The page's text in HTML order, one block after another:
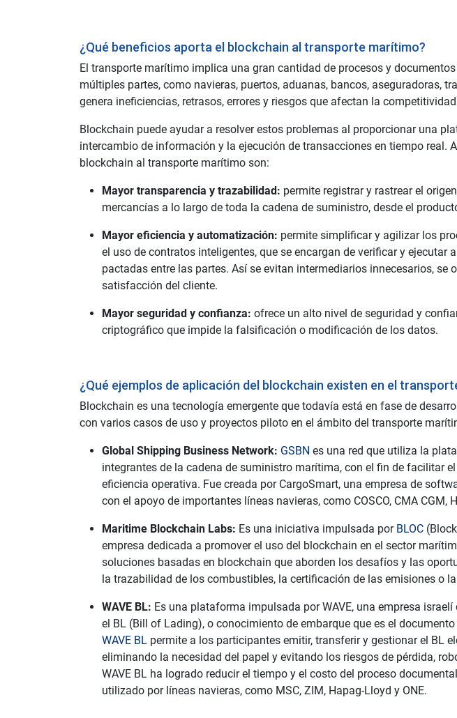
¿Qué beneficios aporta el blockchain al transporte marítimo?
El transporte marítimo implica una gran cantidad de procesos y
múltiples partes, como navieras, puertos, aduanas, bancos, aseguradoras,
genera ineficiencias, retrasos, errores y riesgos que afectan la
Blockchain puede ayudar a resolver estos problemas al proporcionar una
intercambio de información y la ejecución de transacciones en tiempo real.
blockchain al transporte marítimo son:
Mayor transparencia y trazabilidad: permite registrar y rastrear el
mercancías a lo largo de toda la cadena de suministro, desde el
Mayor eficiencia y automatización: permite simplificar y agilizar los
el uso de contratos inteligentes, que se encargan de verificar y ejecutar
pactadas entre las partes. Así se evitan intermediarios innecesarios, se
satisfacción del cliente.
Mayor seguridad y confianza: ofrece un alto nivel de seguridad y
criptográfico que impide la falsificación o modificación de los datos.
¿Qué ejemplos de aplicación del blockchain existen en el
Blockchain es una tecnología emergente que todavía está en fase de
con varios casos de uso y proyectos piloto en el ámbito del transporte
Global Shipping Business Network: GSBN es una red que utiliza la
integrantes de la cadena de suministro marítima, con el fin de facilitar
eficiencia operativa. Fue creada por CargoSmart, una empresa de
con el apoyo de importantes líneas navieras, como COSCO, CMA CGM,
Maritime Blockchain Labs: Es una iniciativa impulsada por BLOC
empresa dedicada a promover el uso del blockchain en el sector
soluciones basadas en blockchain que aborden los desafíos y las
la trazabilidad de los combustibles, la certificación de las emisiones o
WAVE BL: Es una plataforma impulsada por WAVE, una empresa
el BL (Bill of Lading), o conocimiento de embarque que es el
WAVE BL permite a los participantes emitir, transferir y gestionar el BL
eliminando la necesidad del papel y evitando los riesgos de pérdida,
WAVE BL ha logrado reducir el tiempo y el costo del proceso
utilizado por líneas navieras, como MSC, ZIM, Hapag-Lloyd y ONE.